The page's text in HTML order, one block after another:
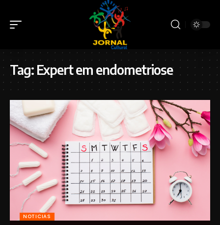
Tag: Expert em endometriose
NOTICIAS